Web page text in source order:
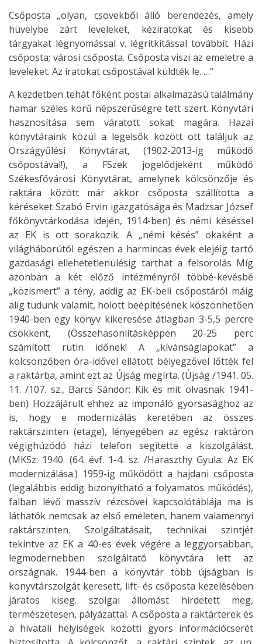
Csőposta „olyan, csövekből álló berendezés, amely
hüvelybe zárt leveleket, kéziratokat és kisebb
tárgyakat légnyomással v. légritkítással továbbít. Házi
csőposta; városi csőposta. Csőposta viszi az emeletre a
leveleket. Az iratokat csőpostával küldték le. …“
A kezdetben tehát főként postai alkalmazású találmány
hamar széles körű népszerűségre tett szert. Könyvtári
hasznosítása sem váratott sokat magára. Hazai
könyvtáraink közül a legelsők között ott találjuk az
Országyűlési Könyvtárat, (1902-2013-ig működő
csőpostával!), a FSzek jogelődjeként működő
Székesfővárosi Könyvtárat, amelynek kölcsönzője és
raktára között már akkor csőposta szállította a
kéréseket Szabó Ervin igazgatósága és Madzsar József
főkönyvtárkodása idején, 1914-ben) és némi késéssel
az EK is ott sorakozik. A „némi késés” okaként a
világháborútól egészen a harmincas évek elejéig tartó
gazdasági ellehetetlenülésig tarthat a felsorolás Míg
azonban a két előző intézményről többé-kevésbé
„közismert” a tény, addig az EK-beli csőpostáról máig
alig tudunk valamit, holott beépítésének köszönhetően
1940-ben egy könyv kikeresése átlagban 3-5,5 percre
csökkent, (Összehasonlításképpen 20-25 perc
számított rutin időnek! A „kívánságlapokat” a
kölcsönzőben óra-idővel ellátott bélyegzővel lőtték fel
a raktárba, amint ezt az Újság megírta. (Újság /1941. 05.
11. /107. sz., Barcs Sándor: Kik és mit olvasnak 1941-
ben) Hozzájárult ehhez az imponáló gyorsasághoz az
is, hogy e modernizálás keretében az összes
raktárszinten (etage), lényegében az egész raktáron
végighúzódó házi telefon segítette a kiszolgálást.
(MKSz: 1940. (64. évf. 1-4. sz. /Haraszthy Gyula: Az EK
modernizálása.) 1959-ig működött a hajdani csőposta
(legalábbis eddig bizonyítható a folyamatos működés),
falban lévő masszív rézcsövei kapcsolótáblája ma is
láthatók nemcsak az első emeleten, hanem valamennyi
raktárszinten. Szolgáltatásait, technikai szintjét
tekintve az EK a 40-es évek végére a leggyorsabban,
legmodernebben szolgáltató könyvtára lett az
országnak. 1944-ben a könyvtár több újságban is
könyvtárszolgát keresett, lift- és csőposta kezelésében
járatos kiseg. szolgai állomást hirdetett meg,
természetesen, pályázattal. A csőposta a raktárterek és
a hivatali helyiségek közötti gyors információcserét